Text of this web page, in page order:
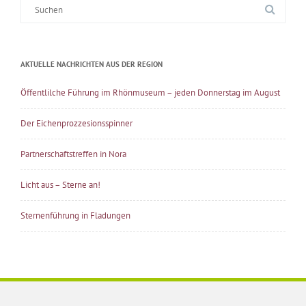
AKTUELLE NACHRICHTEN AUS DER REGION
Öffentlilche Führung im Rhönmuseum – jeden Donnerstag im August
Der Eichenprozzesionsspinner
Partnerschaftstreffen in Nora
Licht aus – Sterne an!
Sternenführung in Fladungen